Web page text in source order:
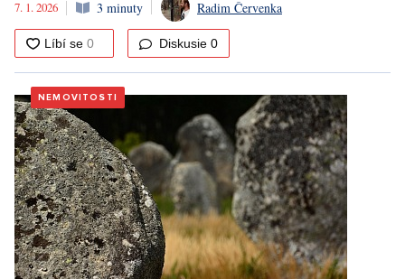
7. 1. 2026 3 minuty Radim Červenka
Diskusie 0
NEMOVITOSTI